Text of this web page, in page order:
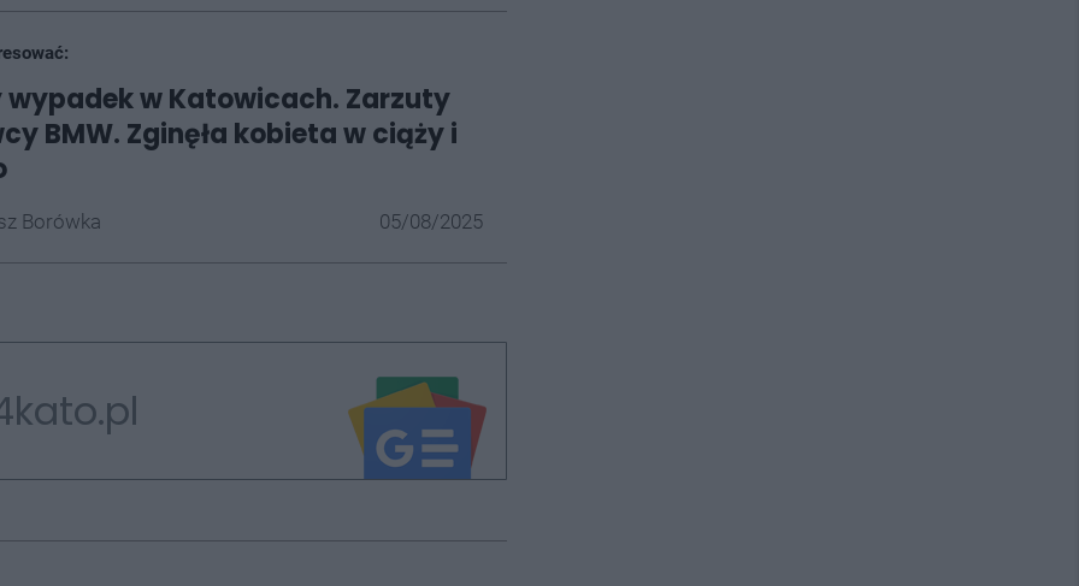
wypadek w Katowicach. Zarzuty
BMW. Zginęła kobieta w ciąży i
Borówka 05/08/2025